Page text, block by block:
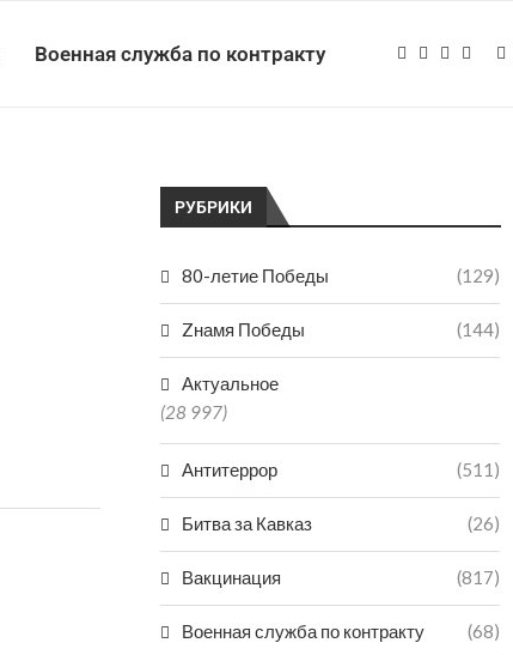
Военная служба по контракту
РУБРИКИ
80-летие Победы (129)
Zнамя Победы (144)
Актуальное
(28 997)
Антитеррор (511)
Битва за Кавказ (26)
Вакцинация (817)
Военная служба по контракту (68)